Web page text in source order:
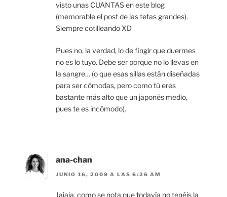
visto unas CUANTAS en este blog
(memorable el post de las tetas grandes).
Siempre cotilleando XD
Pues no, la verdad, lo de fingir que duermes
no es lo tuyo. Debe ser porque no lo llevas en
la sangre… (o que esas sillas están diseñadas
para ser cómodas, pero como tú eres
bastante más alto que un japonés medio,
pues te es incómodo).
ana-chan
JUNIO 16, 2009 A LAS 6:26 AM
Jajaja, como se nota que todavía no tenéis la